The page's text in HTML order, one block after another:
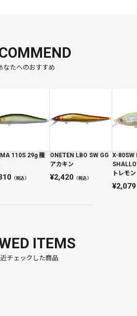
なたへのおすすめ
110S 29g 朧
（税込）
ONETEN LBO SW GG
アカキン
2,420（税込）
X-80SW
トレモン
2,079
ITEMS
チェックした商品